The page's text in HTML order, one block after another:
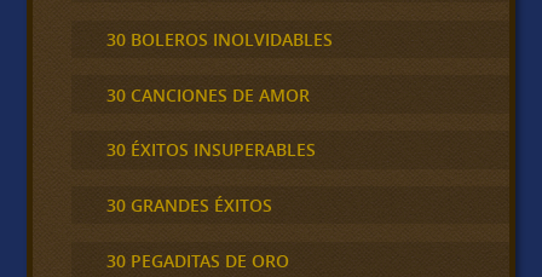
30 BOLEROS INOLVIDABLES
30 CANCIONES DE AMOR
30 ÉXITOS INSUPERABLES
30 GRANDES ÉXITOS
30 PEGADITAS DE ORO